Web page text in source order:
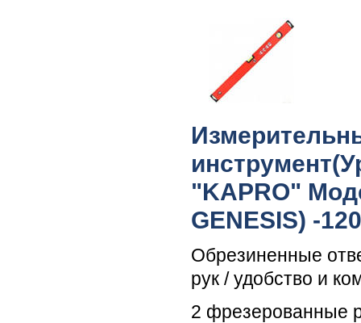
"KAPRO"
GENESIS) -
Обрезиненные
рук / удобство и
2 фрезерованные